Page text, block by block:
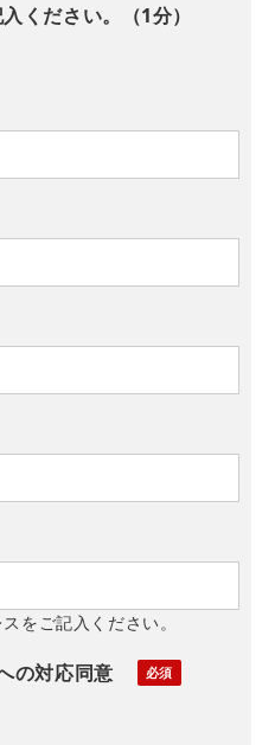
ください。（1分）
をご記入ください。
の対応同意